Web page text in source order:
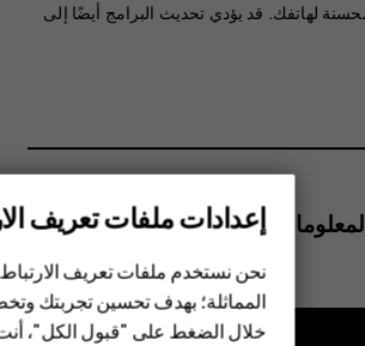
لهاتفك. قد يؤدي تحديث البرامج أيضًا إلى
مفيدة؟
إعدادات ملفات تعريف
نحن نستخدم ملفات تعريف
المماثلة؛ بهدف تحسين تجربتك
خلال الضغط على "قبول الكل"،